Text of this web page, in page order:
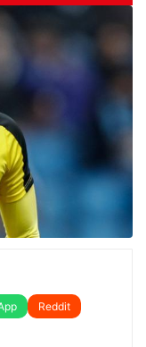
Reddit